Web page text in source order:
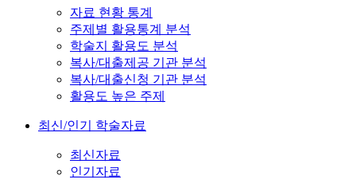
자료 현황 통계
주제별 활용통계 분석
학술지 활용도 분석
복사/대출제공 기관 분석
복사/대출신청 기관 분석
활용도 높은 주제
최신/인기 학술자료
최신자료
인기자료